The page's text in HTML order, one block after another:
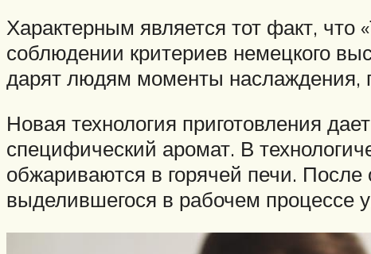
Характерным является тот факт, что
соблюдении критериев немецкого
дарят людям моменты наслаждения,
Новая технология приготовления
специфический аромат. В
обжариваются в горячей печи.
выделившегося в рабочем процессе